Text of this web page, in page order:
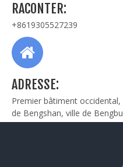
RACONTER:
+8619305527239
ADRESSE:
Premier bâtiment
de Bengshan, ville de